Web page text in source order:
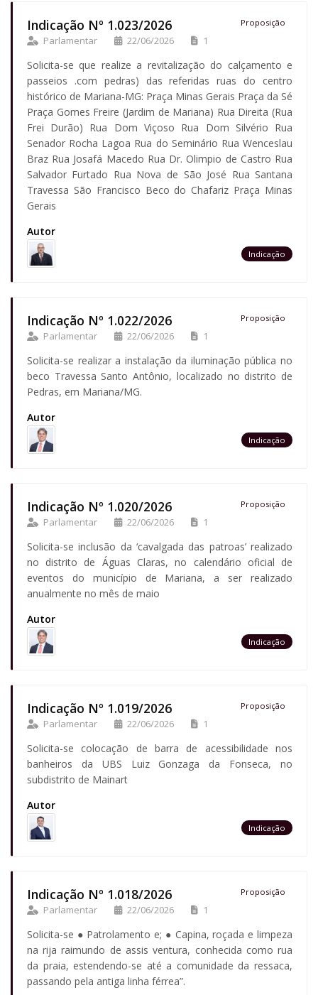
Indicação Nº 1.023/2026 Proposição
Parlamentar 22/06/2026 1
Solicita-se que realize a revitalização do calçamento e
passeios .com pedras) das referidas ruas do centro
histórico de Mariana-MG: Praça Minas Gerais Praça da Sé
Praça Gomes Freire (Jardim de Mariana) Rua Direita (Rua
Frei Durão) Rua Dom Viçoso Rua Dom Silvério Rua
Senador Rocha Lagoa Rua do Seminário Rua Wenceslau
Braz Rua Josafá Macedo Rua Dr. Olimpio de Castro Rua
Salvador Furtado Rua Nova de São José Rua Santana
Travessa São Francisco Beco do Chafariz Praça Minas
Gerais
Autor
Indicação
Indicação Nº 1.022/2026 Proposição
Parlamentar 22/06/2026 1
Solicita-se realizar a instalação da iluminação pública no
beco Travessa Santo Antônio, localizado no distrito de
Pedras, em Mariana/MG.
Autor
Indicação
Indicação Nº 1.020/2026 Proposição
Parlamentar 22/06/2026 1
Solicita-se inclusão da ‘cavalgada das patroas’ realizado
no distrito de Águas Claras, no calendário oficial de
eventos do município de Mariana, a ser realizado
anualmente no mês de maio
Autor
Indicação
Indicação Nº 1.019/2026 Proposição
Parlamentar 22/06/2026 1
Solicita-se colocação de barra de acessibilidade nos
banheiros da UBS Luiz Gonzaga da Fonseca, no
subdistrito de Mainart
Autor
Indicação
Indicação Nº 1.018/2026 Proposição
Parlamentar 22/06/2026 1
Solicita-se ● Patrolamento e; ● Capina, roçada e limpeza
na rija raimundo de assis ventura, conhecida como rua
da praia, estendendo-se até a comunidade da ressaca,
passando pela antiga linha férrea”.